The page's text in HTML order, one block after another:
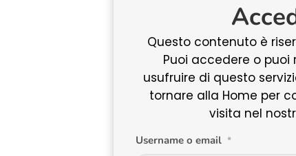
Questo contenuto è
Puoi accedere o puoi
usufruire di questo
tornare alla Home per
visita nel
Username o email *